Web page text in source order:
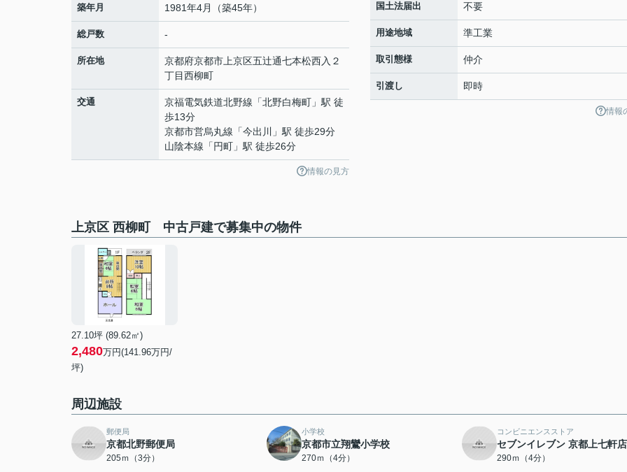
築年月 1981年4月（築45年）
総戸数 -
所在地 京都府京都市上京区五辻通七本松西入２
丁目西柳町
交通 京福電気鉄道北野線 「北野白梅町 」駅 徒
歩13分
京都市営烏丸線 「今出川
」駅 徒歩29分
山陰本線 「円町 」駅 徒歩26分
情報の見方
国土法届出 不要
用途地域 準工業
取引態様 仲介
引渡し 即時
情報
上京区 西柳町 中古戸建で募集中の物件
27.10坪 (89.62㎡)
2,480万円(141.96万円/
坪)
周辺施設
郵便局
京都北野郵便局
205ｍ（3分）
小学校
京都市立翔鸞小学校
270ｍ（4分）
コンビニエンスストア
セブンイレブン 京都上七軒店
290ｍ（4分）